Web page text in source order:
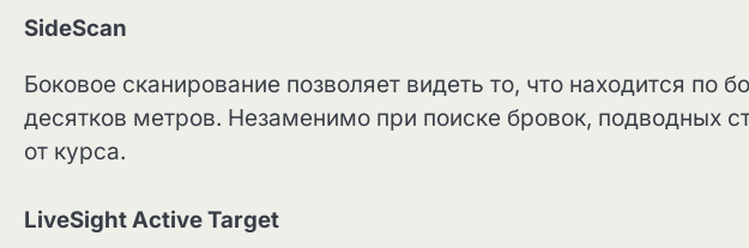
SideScan
Боковое сканирование позволяет видеть то, что находится по
десятков метров. Незаменимо при поиске бровок, подводных
от курса.
LiveSight Active Target